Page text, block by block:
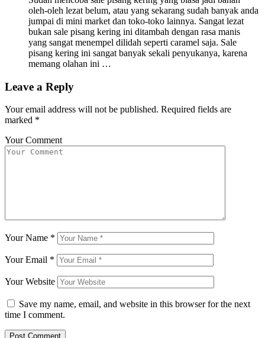
oleh-oleh lezat belum, atau yang sekarang sudah banyak anda
jumpai di mini market dan toko-toko lainnya. Sangat lezat
bukan sale pisang kering ini ditambah dengan rasa manis
yang sangat menempel dilidah seperti caramel saja. Sale
pisang kering ini sangat banyak sekali penyukanya, karena
memang olahan ini …
Leave a Reply
Your email address will not be published. Required fields are
marked *
Your Comment
Your Name *
Your Email *
Your Website
Save my name, email, and website in this browser for the next
time I comment.